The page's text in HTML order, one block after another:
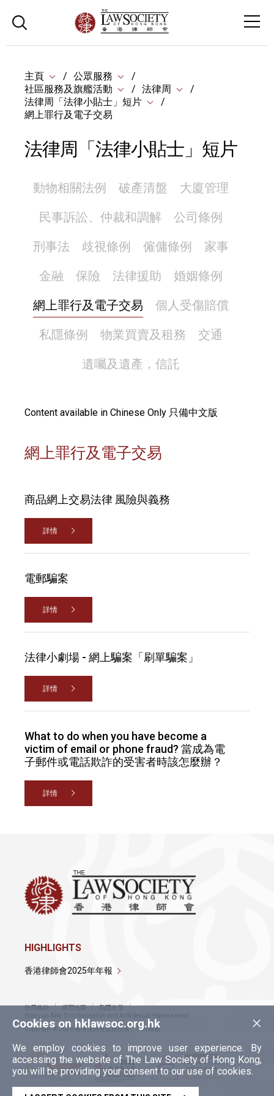
主頁
公眾服務
社區服務及旗艦活動
法律周
法律周「法律小貼士」短片
網上罪行及電子交易
法律周「法律小貼士」短片
動物相關法例 破產清盤
大廈管理
民事訴訟、仲裁和調解
公司條例
刑事法
歧視條例 僱傭條例
家事
金融
保險 法律援助
婚姻條例
網上罪行及電子交易
個人受傷賠償
私隱條例
物業買賣及租務
交通
遺囑及遺產，信託
Content available in Chinese Only 只備中文版
網上罪行及電子交易
商品網上交易法律 風險與義務
詳情
電郵騙案
詳情
法律小劇場 - 網上騙案「刷單騙案」
詳情
What to do when you have become a
victim of email or phone fraud? 當成為電
子郵件或電話欺詐的受害者時該怎麼辦？
詳情
×
Cookies on hklawsoc.org.hk
We employ cookies to improve user experience. By
accessing the website of The Law Society of Hong Kong,
you will be providing your consent to our use of cookies.
HIGHLIGHTS
香港律師會2025年年報
使用條款 網頁地圖
私隱政策
Policy on Anti-Discrimination and Anti-Sexual Harassment
Copyright © 2026 香港律師會版權所有，不得轉載